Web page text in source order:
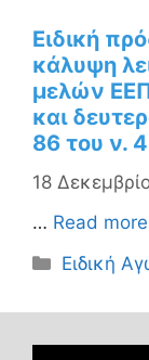
Ειδική
κάλυψη
μελών
και
86 του ν.
18
… Read more
Ειδική